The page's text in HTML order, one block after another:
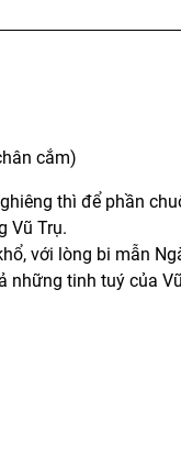
cắm)
thì để phần
Vũ Trụ.
với lòng bi mẫn
những tinh tuý của